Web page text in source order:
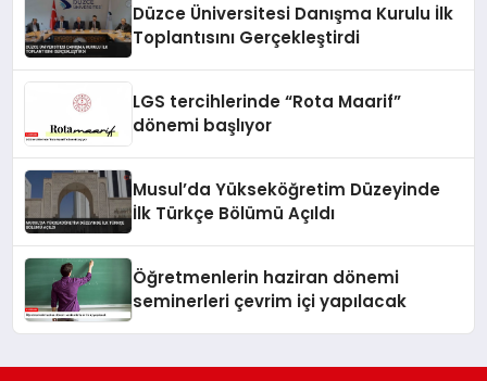
Düzce Üniversitesi Danışma Kurulu İlk
Toplantısını Gerçekleştirdi
LGS tercihlerinde “Rota Maarif”
dönemi başlıyor
Musul’da Yükseköğretim Düzeyinde
İlk Türkçe Bölümü Açıldı
Öğretmenlerin haziran dönemi
seminerleri çevrim içi yapılacak